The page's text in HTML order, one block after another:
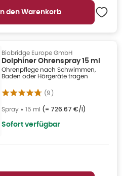
In den Warenkorb
Biobridge Europe GmbH
Dolphiner Ohrenspray 15 ml
Ohrenpflege nach Schwimmen,
Baden oder Hörgeräte tragen
(9)
Spray • 15 ml (= 726.67 €/l)
Sofort verfügbar